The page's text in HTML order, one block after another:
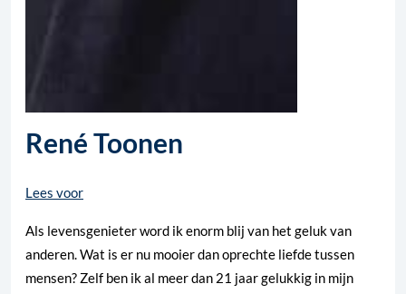
René Toonen
Lees voor
Als levensgenieter word ik enorm blij van het geluk van
anderen. Wat is er nu mooier dan oprechte liefde tussen
mensen? Zelf ben ik al meer dan 21 jaar gelukkig in mijn